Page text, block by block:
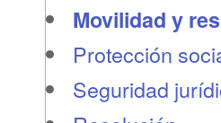
Movilidad y
Protección
Seguridad